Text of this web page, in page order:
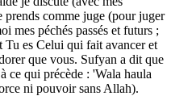
prends comme juge (pour juger
mes péchés passés et futurs ;
Tu es Celui qui fait avancer et
que vous. Sufyan a dit que
qui précède : 'Wala haula
ni pouvoir sans Allah).